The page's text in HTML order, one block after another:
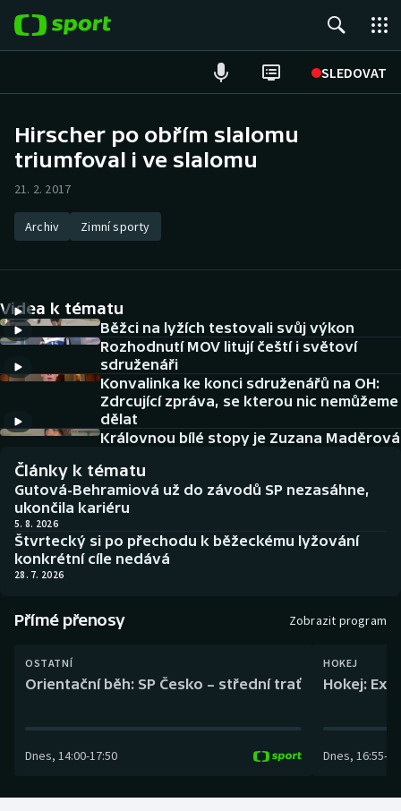
SLEDOVAT
Hokej
Atletika
DALŠÍ SPORTY
Americký fotbal
Baseball a softbal
Biatlon
Boby a skeleton
Curling
Dostihy
Futsal
Golf
NEPŘEHLÉDNĚTE
Aplikace ČT sport
AZ kvíz
Hirscher po obřím slalomu
triumfoval i ve slalomu
21. 2. 2017
Archiv Zimní sporty
Videa k tématu
Běžci na lyžích testovali svůj výkon
Rozhodnutí MOV litují čeští i světoví
sdruženáři
Konvalinka ke konci sdruženářů na OH:
Zdrcující zpráva, se kterou nic nemůžeme
dělat
Královnou bílé stopy je Zuzana Maděrová
Články k tématu
Gutová-Behramiová už do závodů SP nezasáhne,
ukončila kariéru
5. 8. 2026
Štvrtecký si po přechodu k běžeckému lyžování
konkrétní cíle nedává
28. 7. 2026
Přímé přenosy Zobrazit program
OSTATNÍ
Orientační běh: SP Česko – střední trať
Dnes, 14:00-17:50
HOKEJ
Hokej:
Dnes, 16:55-